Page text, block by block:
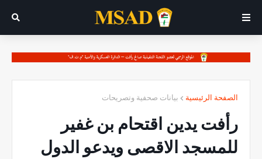
الصفحة الرئيسية بيانات صحفية وتصريحات
رأفت يدين اقتحام بن غفير
للمسجد الاقصى ويدعو الدول